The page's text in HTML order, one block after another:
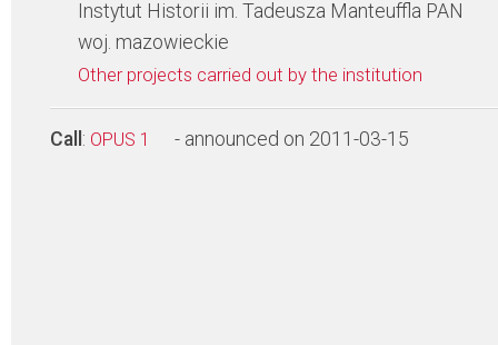
Instytut Historii im. Tadeusza Manteuffla PAN
woj. mazowieckie
Other projects carried out by the institution
Call : OPUS 1 - announced on 2011-03-15